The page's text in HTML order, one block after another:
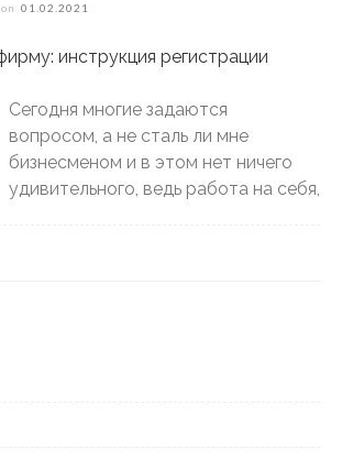
on 01.02.2021
Сегодня многие задаются
вопросом, а не сталь ли мне
бизнесменом и в этом нет ничего
удивительного, ведь работа на себя,